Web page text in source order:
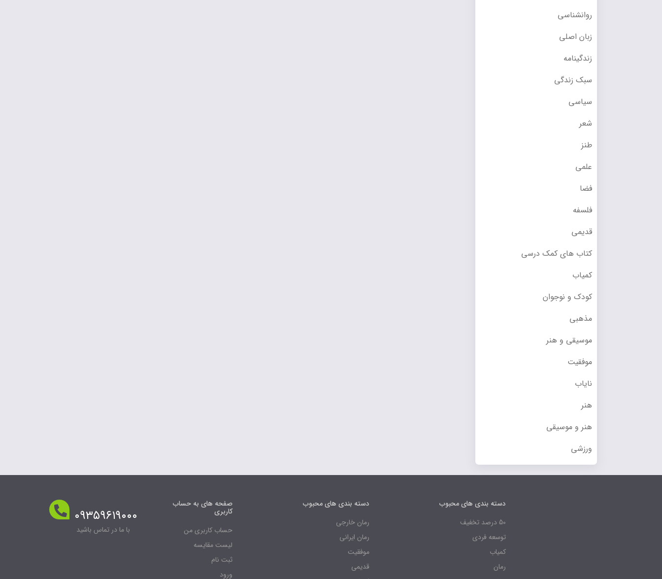
روانشناسی
زبان اصلی
زندگینامه
سبک زندگی
سیاسی
شعر
طنز
علمی
فضا
فلسفه
قدیمی
کتاب های کمک درسی
کمیاب
کودک و نوجوان
مذهبی
موسیقی و هنر
موفقیت
نایاب
هنر
هنر و موسیقی
ورزشی
دسته بندی های محبوب
50 درصد تخفیف
توسعه فردی
کمیاب
رمان
دسته بندی های محبوب
رمان خارجی
رمان ایرانی
موفقیت
قدیمی
صفحه های به حساب
کاربری
حساب کاربری من
لیست مقایسه
ثبت نام
ورود
۰۹۳۵۹۶۱۹۰۰۰
با ما در تماس باشید